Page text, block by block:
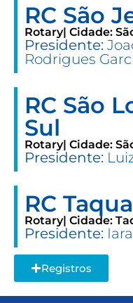
RC São
Rotary| Cidade:
Presidente:
Rodrigues
RC São
Sul
Rotary| Cidade:
Presidente:
RC
Rotary| Cidade:
Presidente:
Registros